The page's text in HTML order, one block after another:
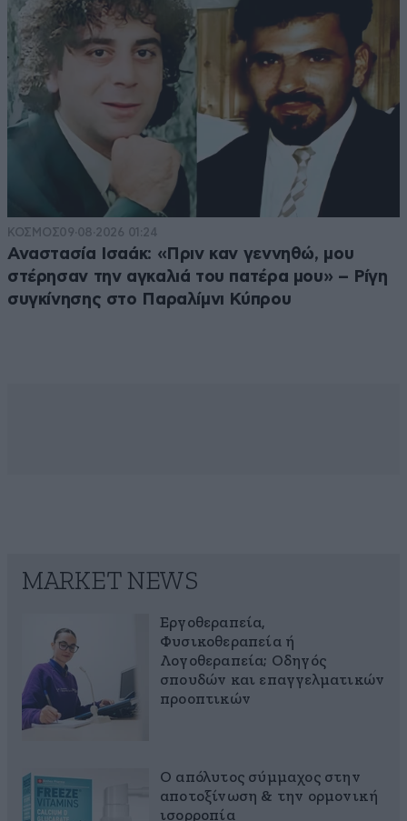
ΚΟΣΜΟΣ09·08·2026 01:24
Αναστασία Ισαάκ: «Πριν καν γεννηθώ, μου
στέρησαν την αγκαλιά του πατέρα μου» – Ρίγη
συγκίνησης στο Παραλίμνι Κύπρου
MARKET NEWS
Εργοθεραπεία,
Φυσικοθεραπεία ή
Λογοθεραπεία; Οδηγός
σπουδών και επαγγελματικών
προοπτικών
Ο απόλυτος σύμμαχος στην
αποτοξίνωση & την ορμονική
ισορροπία